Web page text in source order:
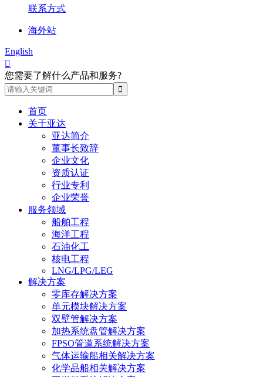
联系方式
海外站
English

您需要了解什么产品和服务?
首页
关于亚达
亚达简介
董事长致辞
企业文化
资质认证
行业专利
企业荣誉
服务领域
船舶工程
海洋工程
石油化工
核电工程
LNG/LPG/LEG
解决方案
零库存解决方案
单元模块解决方案
双壁管解决方案
加热系统盘管解决方案
FPSO管道系统解决方案
气体运输船相关解决方案
化学品船相关解决方案